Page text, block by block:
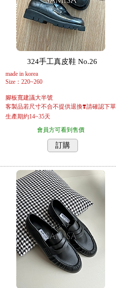
324手工真皮鞋 No.26
made in korea
Size：220~260
腳板寬建議大半號
客製品若尺寸不合不提供退換❣️請確認下單
生產期約14~35天
會員方可看到售價
訂購